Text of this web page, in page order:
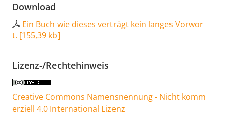
Download
Ein Buch wie dieses verträgt kein langes Vorwor
t. [155,39 kb]
Lizenz-/Rechtehinweis
Creative Commons Namensnennung - Nicht komm
erziell 4.0 International Lizenz